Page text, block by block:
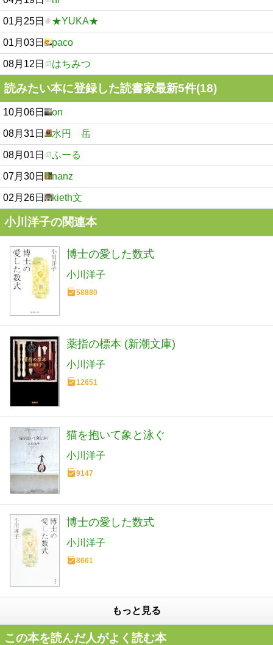
01月25日 ★YUKA★
01月03日 paco
08月12日 はちみつ
読みたい本に登録した読書家最新5件(18)
10月06日 on
08月31日 水円 岳
08月01日 ふーる
07月30日 nanz
02月26日 kieth文
小川洋子の関連本
博士の愛した数式
小川洋子
58880
薬指の標本 (新潮文庫)
小川洋子
12651
猫を抱いて象と泳ぐ
小川洋子
9147
博士の愛した数式
小川洋子
8661
もっと見る
この本を読んだ人がよく読む本